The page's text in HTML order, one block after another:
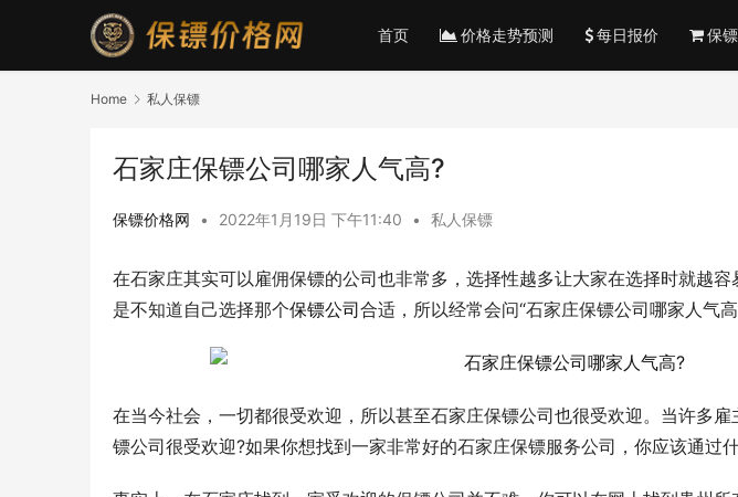
首页 价格走势预测 每日报价 保
Home 私人保镖
石家庄保镖公司哪家人气高?
保镖价格网 • 2022年1月19日 下午11:40 • 私人保镖
在石家庄其实可以雇佣保镖的公司也非常多，选择性越多让大家在选择时就越
是不知道自己选择那个保镖公司合适，所以经常会问“石家庄保镖公司哪家人气高
在当今社会，一切都很受欢迎，所以甚至石家庄保镖公司也很受欢迎。当许多
镖公司很受欢迎?如果你想找到一家非常好的石家庄保镖服务公司，你应该通过